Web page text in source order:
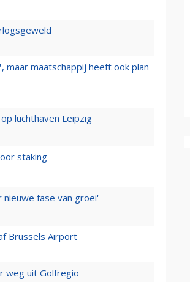
maar maatschappij heeft ook plan
luchthaven Leipzig
staking
nieuwe fase van groei'
Brussels Airport
weg uit Golfregio